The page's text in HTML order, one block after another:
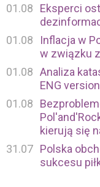
01.08
Eksperci
01.08
Inflacja w
w związku
01.08 Analiza
ENG version
01.08
kierują się
31.07 Polska
sukcesu